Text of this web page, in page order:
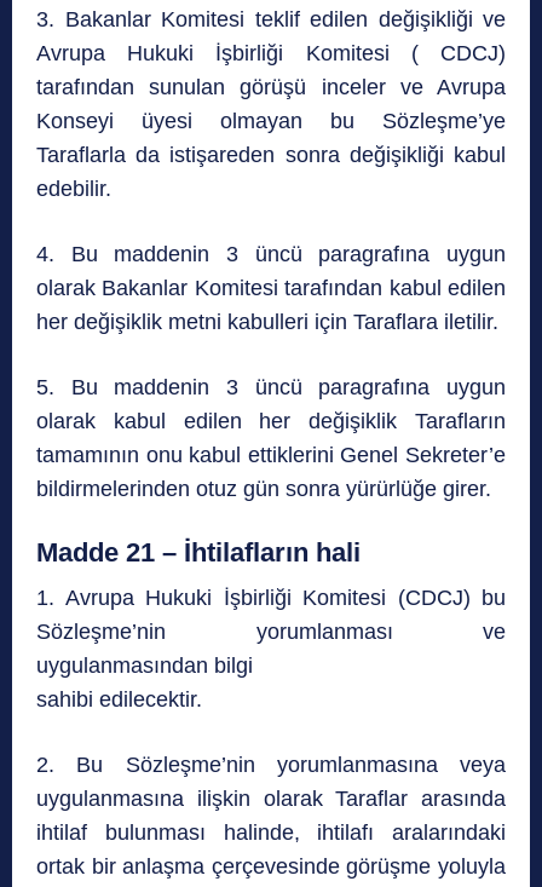
3. Bakanlar Komitesi teklif edilen değişikliği ve
Avrupa Hukuki İşbirliği Komitesi ( CDCJ)
tarafından sunulan görüşü inceler ve Avrupa
Konseyi üyesi olmayan bu Sözleşme’ye
Taraflarla da istişareden sonra değişikliği kabul
edebilir.
4. Bu maddenin 3 üncü paragrafına uygun
olarak Bakanlar Komitesi tarafından kabul edilen
her değişiklik metni kabulleri için Taraflara iletilir.
5. Bu maddenin 3 üncü paragrafına uygun
olarak kabul edilen her değişiklik Tarafların
tamamının onu kabul ettiklerini Genel Sekreter’e
bildirmelerinden otuz gün sonra yürürlüğe girer.
Madde 21 – İhtilafların hali
1. Avrupa Hukuki İşbirliği Komitesi (CDCJ) bu
Sözleşme’nin yorumlanması ve
uygulanmasından bilgi
sahibi edilecektir.
2. Bu Sözleşme’nin yorumlanmasına veya
uygulanmasına ilişkin olarak Taraflar arasında
ihtilaf bulunması halinde, ihtilafı aralarındaki
ortak bir anlaşma çerçevesinde görüşme yoluyla